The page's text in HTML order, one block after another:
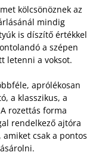
kölcsönöznek az
mindig
is díszítő értékkel
a szépen
letenni a voksot.
aprólékosan
a klasszikus, a
rozettás forma
rendelkező ajtóra
csak a pontos